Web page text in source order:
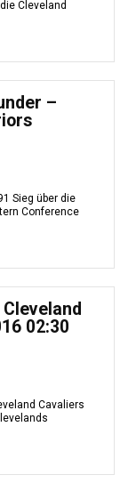
Cleveland
–
Sieg über die
Conference
02:30
Cavaliers